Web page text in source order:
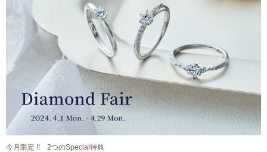
今月限定 !! 2つのSpecial特典